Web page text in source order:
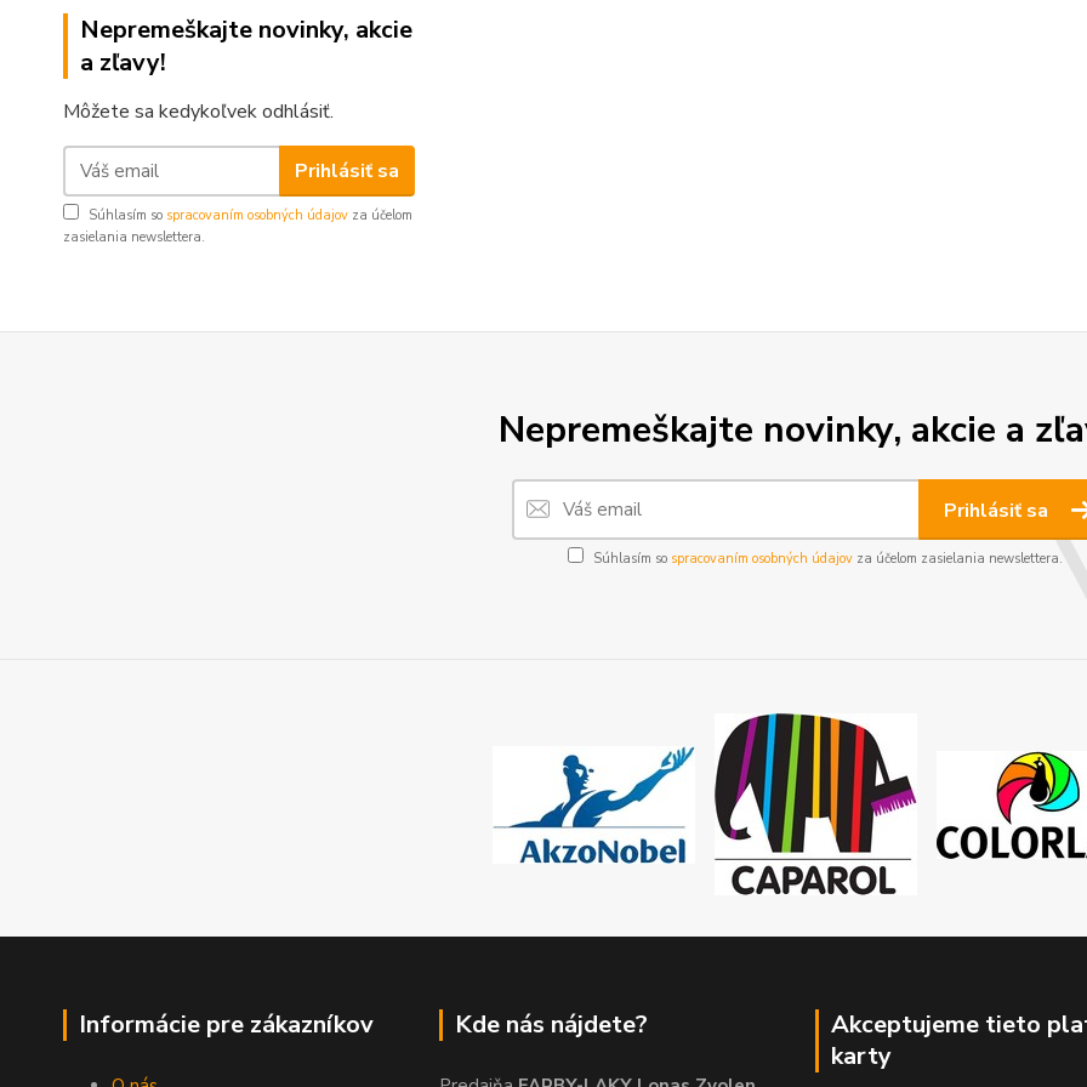
Nepremeškajte novinky, akcie
a zľavy!
Môžete sa kedykoľvek odhlásiť.
Prihlásiť sa
Súhlasím so spracovaním osobných údajov za účelom
zasielania newslettera.
Nepremeškajte novinky, akcie a
Prihlásiť sa
Súhlasím so spracovaním osobných údajov za účelom zasielania newslettera.
Informácie pre zákazníkov Kde nás nájdete?
Akceptujeme tieto
karty